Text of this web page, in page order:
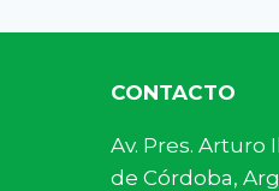
CONTACTO
Av. Pres.
de Córdoba,